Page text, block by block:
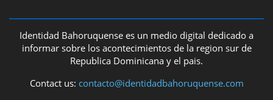
Identidad Bahoruquense es un medio digital dedicado a
informar sobre los acontecimientos de la region sur de
Republica Dominicana y el pais.
Contact us: contacto@identidadbahoruquense.com